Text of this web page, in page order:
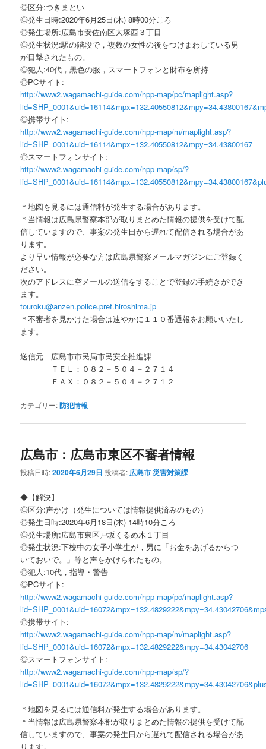
◎区分:つきまとい
◎発生日時:2020年6月25日(木) 8時00分ころ
◎発生場所:広島市安佐南区大塚西３丁目
◎発生状況:駅の階段で，複数の女性の後をつけまわしている男
が目撃されたもの。
◎犯人:40代，黒色の服，スマートフォンと財布を所持
◎PCサイト:
http://www2.wagamachi-guide.com/hpp-map/pc/maplight.asp?
◎携帯サイト:
http://www2.wagamachi-guide.com/hpp-map/m/maplight.asp?
lid=SHP_0001&uid=16114&mpx=132.40550812&mpy=34.43800167
◎スマートフォンサイト:
http://www2.wagamachi-guide.com/hpp-map/sp/?
＊地図を見るには通信料が発生する場合があります。
＊当情報は広島県警察本部が取りまとめた情報の提供を受けて配
信していますので、事案の発生日から遅れて配信される場合があ
ります。
より早い情報が必要な方は広島県警察メールマガジンにご登録く
ださい。
次のアドレスに空メールの送信をすることで登録の手続きができ
ます。
touroku@anzen.police.pref.hiroshima.jp
＊不審者を見かけた場合は速やかに１１０番通報をお願いいたし
ます。
送信元 広島市市民局市民安全推進課
ＴＥＬ：０８２－５０４－２７１４
ＦＡＸ：０８２－５０４－２７１２
カテゴリー:防犯情報
広島市：広島市東区不審者情報
投稿日時:2020年6月29日 投稿者: 広島市 災害対策課
◆【解決】
◎区分:声かけ（発生については情報提供済みのもの）
◎発生日時:2020年6月18日(木) 14時10分ころ
◎発生場所:広島市東区戸坂くるめ木１丁目
◎発生状況:下校中の女子小学生が，男に「お金をあげるからつ
いておいで。」等と声をかけられたもの。
◎犯人:10代，指導・警告
◎PCサイト:
http://www2.wagamachi-guide.com/hpp-map/pc/maplight.asp?
◎携帯サイト:
http://www2.wagamachi-guide.com/hpp-map/m/maplight.asp?
lid=SHP_0001&uid=16072&mpx=132.4829222&mpy=34.43042706
◎スマートフォンサイト:
http://www2.wagamachi-guide.com/hpp-map/sp/?
＊地図を見るには通信料が発生する場合があります。
＊当情報は広島県警察本部が取りまとめた情報の提供を受けて配
信していますので、事案の発生日から遅れて配信される場合があ
ります。